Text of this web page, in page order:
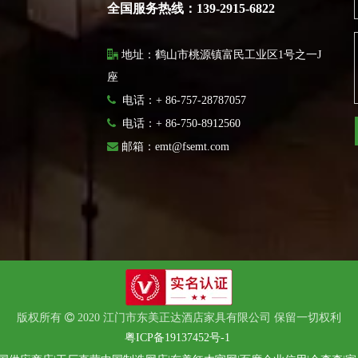
全国服务热线：139-2915-6822
 地址：鹤山市桃源镇富民工业区1号之一J
座
 电话：+ 86-757-28787057
 电话： + 86-750-8912560
 邮箱： emt@fsemt.com
版权所有  2020 江门市东美正达酒店家具有限公司 保留一切权利
粤ICP备19137452号-1